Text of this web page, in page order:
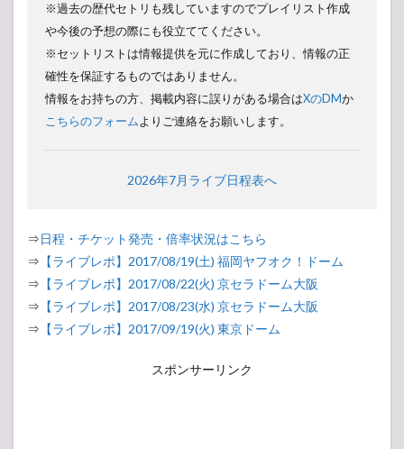
※過去の歴代セトリも残していますのでプレイリスト作成
や今後の予想の際にも役立ててください。
※セットリストは情報提供を元に作成しており、情報の正
確性を保証するものではありません。
情報をお持ちの方、掲載内容に誤りがある場合はXのDMか
こちらのフォームよりご連絡をお願いします。
2026年7月ライブ日程表へ
⇒日程・チケット発売・倍率状況はこちら
⇒ 【ライブレポ】2017/08/19(土) 福岡ヤフオク！ドーム
⇒ 【ライブレポ】2017/08/22(火) 京セラドーム大阪
⇒ 【ライブレポ】2017/08/23(水) 京セラドーム大阪
⇒ 【ライブレポ】2017/09/19(火) 東京ドーム
スポンサーリンク